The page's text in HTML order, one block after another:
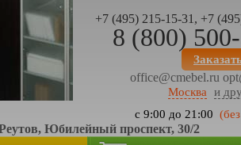
+7 (495) 215-15-31, +7
8 (800)
office@cmebel.ru
Москва
и
с 9:00 до 21:00
Юбилейный проспект, 30/2